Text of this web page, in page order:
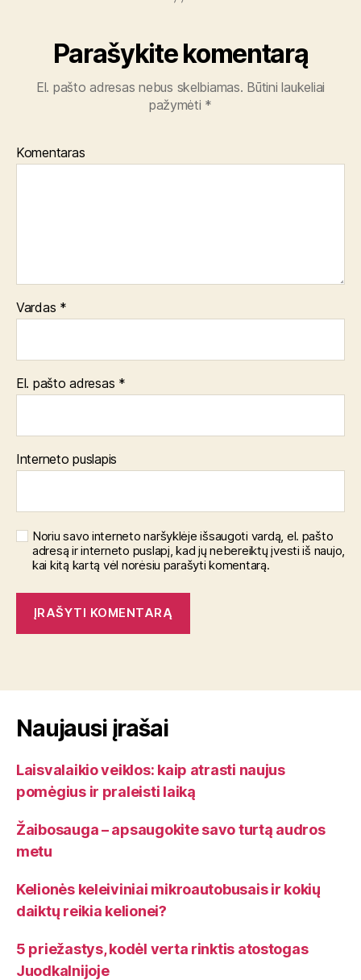
Parašykite komentarą
El. pašto adresas nebus skelbiamas. Būtini laukeliai
pažymėti *
Komentaras
Vardas *
El. pašto adresas *
Interneto puslapis
Noriu savo interneto naršyklėje išsaugoti vardą, el. pašto
adresą ir interneto puslapį, kad jų nebereiktų įvesti iš naujo,
kai kitą kartą vėl norėsiu parašyti komentarą.
Naujausi įrašai
Laisvalaikio veiklos: kaip atrasti naujus
pomėgius ir praleisti laiką
Žaibosauga – apsaugokite savo turtą audros
metu
Kelionės keleiviniai mikroautobusais ir kokių
daiktų reikia kelionei?
5 priežastys, kodėl verta rinktis atostogas
Juodkalnijoje